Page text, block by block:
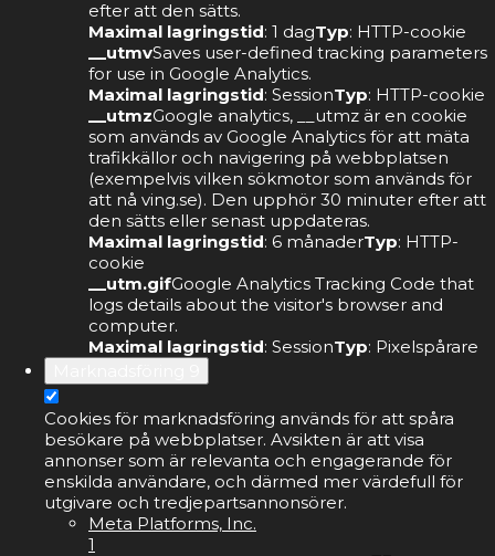
efter att den sätts.
Maximal lagringstid: 1 dagTyp: HTTP-cookie
__utmvSaves user-defined tracking parameters
for use in Google Analytics.
Maximal lagringstid: SessionTyp: HTTP-cookie
__utmzGoogle analytics, __utmz är en cookie
som används av Google Analytics för att mäta
trafikkällor och navigering på webbplatsen
(exempelvis vilken sökmotor som används för
att nå ving.se). Den upphör 30 minuter efter att
den sätts eller senast uppdateras.
Maximal lagringstid: 6 månaderTyp: HTTP-
cookie
__utm.gifGoogle Analytics Tracking Code that
logs details about the visitor's browser and
computer.
Maximal lagringstid: SessionTyp: Pixelspårare
Cookies för marknadsföring används för att spåra
besökare på webbplatser. Avsikten är att visa
annonser som är relevanta och engagerande för
enskilda användare, och därmed mer värdefull för
utgivare och tredjepartsannonsörer.
Meta Platforms, Inc.
1